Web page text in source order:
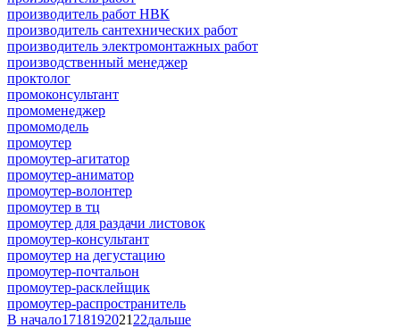
производитель работ НВК
производитель сантехнических работ
производитель электромонтажных работ
производственный менеджер
проктолог
промоконсультант
промоменеджер
промомодель
промоутер
промоутер-агитатор
промоутер-аниматор
промоутер-волонтер
промоутер в тц
промоутер для раздачи листовок
промоутер-консультант
промоутер на дегустацию
промоутер-почтальон
промоутер-расклейщик
промоутер-распространитель
В начало1718192021 22дальше